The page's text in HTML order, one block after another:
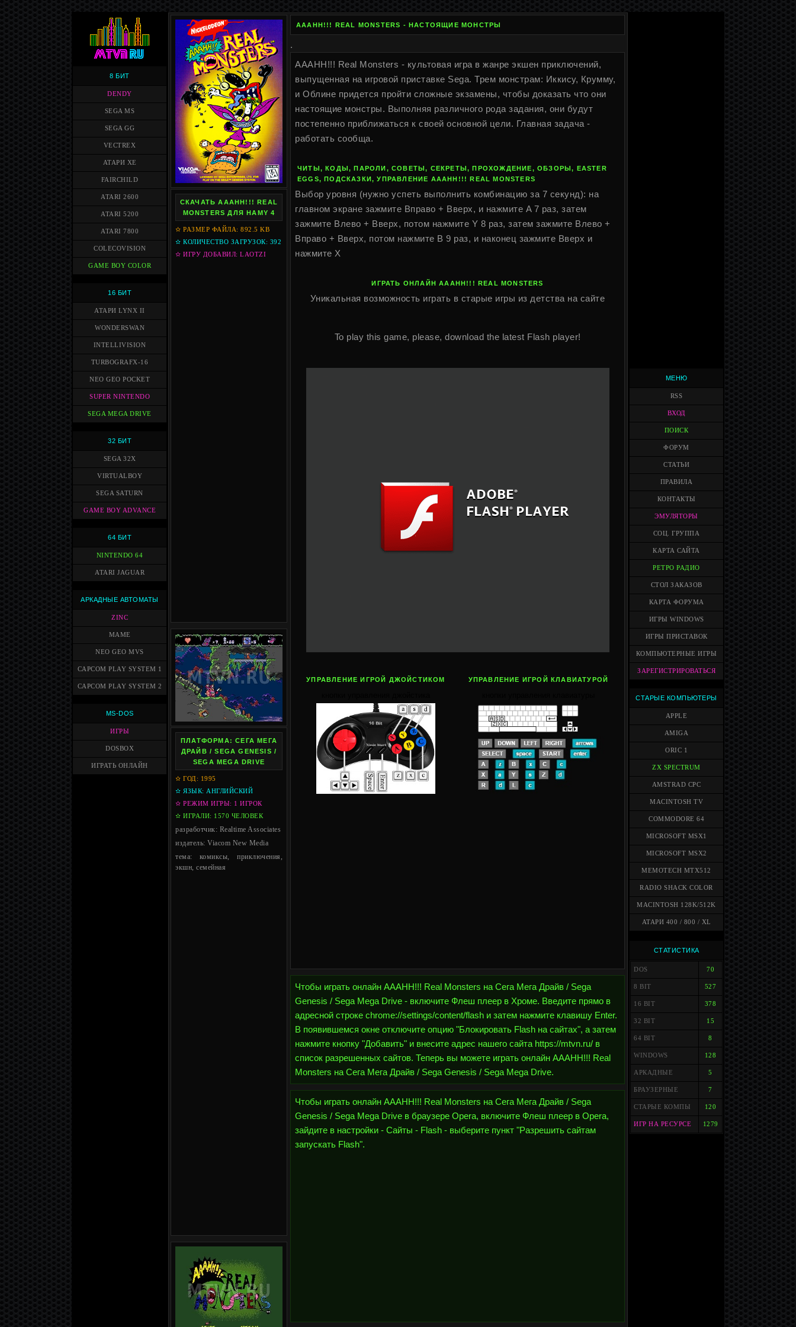
8 БИТ
DENDY
SEGA MS
SEGA GG
VECTREX
АТАРИ XE
FAIRCHILD
ATARI 2600
ATARI 5200
ATARI 7800
COLECOVISION
GAME BOY COLOR
16 БИТ
АТАРИ LYNX II
WONDERSWAN
INTELLIVISION
TURBOGRAFX-16
NEO GEO POCKET
SUPER NINTENDO
SEGA MEGA DRIVE
32 БИТ
SEGA 32X
VIRTUALBOY
SEGA SATURN
GAME BOY ADVANCE
64 БИТ
NINTENDO 64
ATARI JAGUAR
АРКАДНЫЕ АВТОМАТЫ
ZINC
MAME
NEO GEO MVS
CAPCOM PLAY SYSTEM 1
CAPCOM PLAY SYSTEM 2
MS-DOS
ИГРЫ
DOSBOX
ИГРАТЬ ОНЛАЙН
СКАЧАТЬ AAAHH!!! REAL
MONSTERS ДЛЯ HAMY 4
✫ РАЗМЕР ФАЙЛА: 892.5 KB
✫ КОЛИЧЕСТВО ЗАГРУЗОК: 392
✫ ИГРУ ДОБАВИЛ: LAOTZI
ПЛАТФОРМА: СЕГА МЕГА
ДРАЙВ / SEGA GENESIS /
SEGA MEGA DRIVE
✫ ГОД: 1995
✫ ЯЗЫК: АНГЛИЙСКИЙ
✫ РЕЖИМ ИГРЫ: 1 ИГРОК
✫ ИГРАЛИ: 1570 ЧЕЛОВЕК
разработчик: Realtime Associates
издатель: Viacom New Media
тема: комиксы, приключения,
экшн, семейная
AAAHH!!! REAL MONSTERS - НАСТОЯЩИЕ МОНСТРЫ
.
AAAHH!!! Real Monsters - культовая игра в жанре экшен приключений,
выпущенная на игровой приставке Sega. Трем монстрам: Иккису, Крумму,
и Облине придется пройти сложные экзамены, чтобы доказать что они
настоящие монстры. Выполняя различного рода задания, они будут
постепенно приближаться к своей основной цели. Главная задача -
работать сообща.
ЧИТЫ, КОДЫ, ПАРОЛИ, СОВЕТЫ, СЕКРЕТЫ, ПРОХОЖДЕНИЕ, ОБЗОРЫ, EASTER
EGGS, ПОДСКАЗКИ, УПРАВЛЕНИЕ AAAHH!!! REAL MONSTERS
Выбор уровня (нужно успеть выполнить комбинацию за 7 секунд): на
главном экране зажмите Вправо + Вверх, и нажмите A 7 раз, затем
зажмите Влево + Вверх, потом нажмите Y 8 раз, затем зажмите Влево +
Вправо + Вверх, потом нажмите B 9 раз, и наконец зажмите Вверх и
нажмите X
ИГРАТЬ ОНЛАЙН AAAHH!!! REAL MONSTERS
Уникальная возможность играть в старые игры из детства на сайте
To play this game, please, download the latest Flash player!
УПРАВЛЕНИЕ ИГРОЙ ДЖОЙСТИКОМ УПРАВЛЕНИЕ ИГРОЙ КЛАВИАТУРОЙ
Чтобы играть онлайн AAAHH!!! Real Monsters на Сега Мега Драйв / Sega
Genesis / Sega Mega Drive - включите Флеш плеер в Хроме. Введите прямо в
адресной строке chrome://settings/content/flash и затем нажмите клавишу Enter.
В появившемся окне отключите опцию "Блокировать Flash на сайтах", а затем
нажмите кнопку "Добавить" и внесите адрес нашего сайта https://mtvn.ru/ в
список разрешенных сайтов. Теперь вы можете играть онлайн AAAHH!!! Real
Monsters на Сега Мега Драйв / Sega Genesis / Sega Mega Drive.
Чтобы играть онлайн AAAHH!!! Real Monsters на Сега Мега Драйв / Sega
Genesis / Sega Mega Drive в браузере Opera, включите Флеш плеер в Opera,
зайдите в настройки - Сайты - Flash - выберите пункт "Разрешить сайтам
запускать Flash".
МЕНЮ
RSS
ВХОД
ПОИСК
ФОРУМ
СТАТЬИ
ПРАВИЛА
КОНТАКТЫ
ЭМУЛЯТОРЫ
СОЦ. ГРУППА
КАРТА САЙТА
РЕТРО РАДИО
СТОЛ ЗАКАЗОВ
КАРТА ФОРУМА
ИГРЫ WINDOWS
ИГРЫ ПРИСТАВОК
КОМПЬЮТЕРНЫЕ ИГРЫ
ЗАРЕГИСТРИРОВАТЬСЯ
СТАРЫЕ КОМПЬЮТЕРЫ
APPLE
AMIGA
ORIC 1
ZX SPECTRUM
AMSTRAD CPC
MACINTOSH TV
COMMODORE 64
MICROSOFT MSX1
MICROSOFT MSX2
MEMOTECH MTX512
RADIO SHACK COLOR
MACINTOSH 128K/512K
АТАРИ 400 / 800 / XL
СТАТИСТИКА
DOS 70
8 BIT 527
16 BIT 378
32 BIT 15
64 BIT 8
WINDOWS 128
АРКАДНЫЕ 5
БРАУЗЕРНЫЕ 7
СТАРЫЕ КОМПЫ 120
ИГР НА РЕСУРСЕ 1279